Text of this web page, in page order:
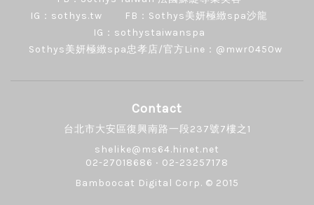
IG：sothys.tw
FB：Sothys美妍極緻spa沙龍
IG：sothystaiwanspa
Sothys美妍極緻spa忠孝店/官方Line：@mwr0450w
Contact
台北市大安區復興南路一段237號7樓之1
shelike@ms64.hinet.net
02-27018686 ‧ 02-23257178
Bamboocat Digital Corp. © 2015